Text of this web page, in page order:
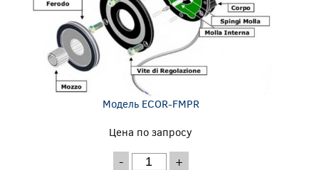
Модель ECOR-FMPR
Цена по запросу
- +